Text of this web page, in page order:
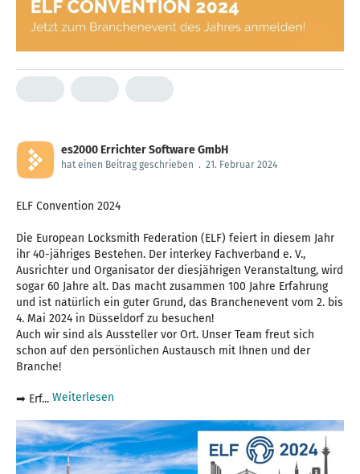
es2000 Errichter Software GmbH
hat einen Beitrag geschrieben . 21. Februar 2024
ELF Convention 2024
Die European Locksmith Federation (ELF) feiert in diesem Jahr
ihr 40-jähriges Bestehen. Der interkey Fachverband e. V.,
Ausrichter und Organisator der diesjährigen Veranstaltung, wird
sogar 60 Jahre alt. Das macht zusammen 100 Jahre Erfahrung
und ist natürlich ein guter Grund, das Branchenevent vom 2. bis
4. Mai 2024 in Düsseldorf zu besuchen!
Auch wir sind als Aussteller vor Ort. Unser Team freut sich
schon auf den persönlichen Austausch mit Ihnen und der
Branche!
➡ Erf... Weiterlesen